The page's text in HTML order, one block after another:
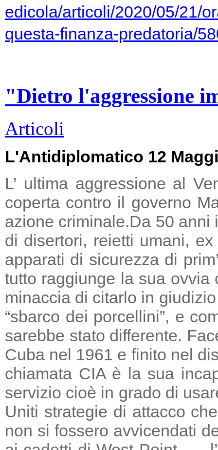
edicola/articoli/2020/05/21/
questa-finanza-predatoria/
"Dietro l'aggressione
Articoli
L'Antidiplomatico 12
L’ ultima aggressione al
coperta contro il governo
azione criminale.Da 50 anni
di disertori, reietti umani,
apparati di sicurezza di
tutto raggiunge la sua
minaccia di citarlo in
“sbarco dei porcellini”, e
sarebbe stato differente.
Cuba nel 1961 e finito nel
chiamata CIA è la sua
servizio cioè in grado di
Uniti strategie di attacco
non si fossero avvicendati